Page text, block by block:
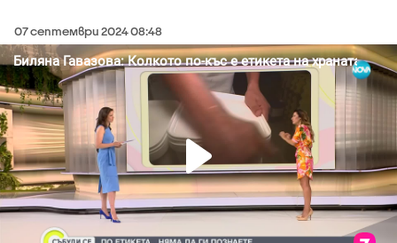
07 септември 2024 08:48